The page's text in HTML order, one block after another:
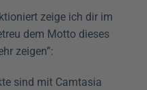
zeige ich dir im
dem Motto dieses
zeigen”:
sind mit Camtasia